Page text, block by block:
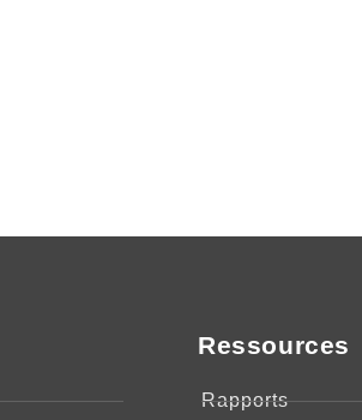
Ressources
Rapports